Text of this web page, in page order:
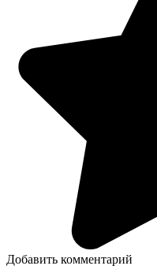
Добавить комментарий